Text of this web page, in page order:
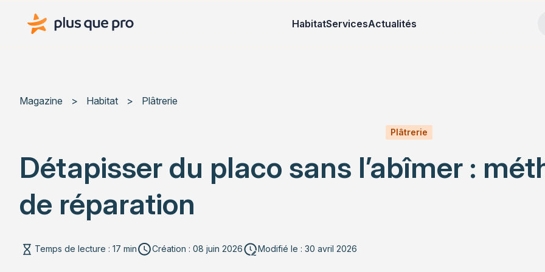
Plus que pro Mag'
HabitatServicesActualités
Magazine > Habitat > Plâtrerie
Plâtrerie
Détapisser du placo sans l’abîmer :
de réparation
Temps de lecture : 17 min Création : 08 juin 2026 Modifié le : 30 avril 2026